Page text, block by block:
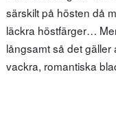
särskilt på hösten då
läckra höstfärger…
långsamt så det gäller
vackra, romantiska